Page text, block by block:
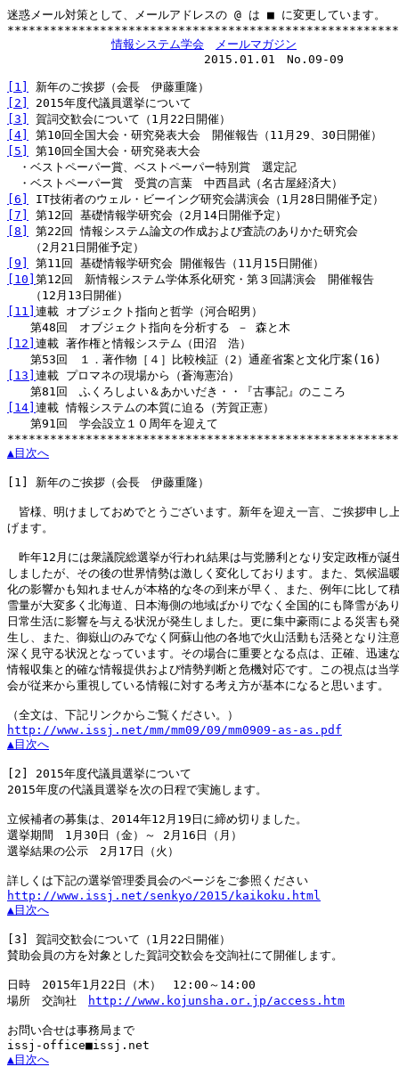
迷惑メール対策として、メールアドレスの @ は ■ に変更しています。
情報システム学会
メールマガジン
2015.01.01　No.09-09
[1]
[2]
[3]
[4]
[5]
第10回全国大会・研究発表大会
・ベストペーパー賞、ベストペーパー特別賞　選定記
[6]
[7]
[8]
第22回 情報システム論文の作成および査読のありかた研究会
[9]
[10] 第12回　新情報システム学体系化研究・第３回講演会　開催報告
[11] 連載 オブジェクト指向と哲学（河合昭男）
[12] 連載 著作権と情報システム（田沼　浩）
[13] 連載 プロマネの現場から（蒼海憲治）
[14] 連載 情報システムの本質に迫る（芳賀正憲）
第91回　学会設立１０周年を迎えて
▲目次へ
[1] 新年のご挨拶（会長　伊藤重隆）
皆様、明けましておめでとうございます。新年を迎え一言、ご挨拶申し
げます。
昨年12月には衆議院総選挙が行われ結果は与党勝利となり安定政権が誕
しましたが、その後の世界情勢は激しく変化しております。また、気候温
化の影響かも知れませんが本格的な冬の到来が早く、また、例年に比して
雪量が大変多く北海道、日本海側の地域ばかりでなく全国的にも降雪があ
日常生活に影響を与える状況が発生しました。更に集中豪雨による災害も
生し、また、御嶽山のみでなく阿蘇山他の各地で火山活動も活発となり注
深く見守る状況となっています。その場合に重要となる点は、正確、迅速
情報収集と的確な情報提供および情勢判断と危機対応です。この視点は当
会が従来から重視している情報に対する考え方が基本になると思います。
http://www.issj.net/mm/mm09/09/mm0909-as-as.pdf
▲目次へ
[2]
2015年度代議員選挙について
2015年度の代議員選挙を次の日程で実施します。
立候補者の募集は、2014年12月19日に締め切りました。
選挙期間　1月30日（金）～ 2月16日（月）
選挙結果の公示　2月17日（火）
http://www.issj.net/senkyo/2015/kaikoku.html
▲目次へ
[3]
賀詞交歓会について（1月22日開催）
賛助会員の方を対象とした賀詞交歓会を交詢社にて開催します。
日時　2015年1月22日（木）　12:00～14:00
場所　交詢社
http://www.kojunsha.or.jp/access.htm
お問い合せは事務局まで
▲目次へ